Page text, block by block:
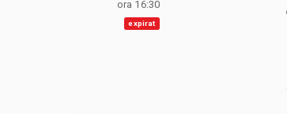
ora 16:30
expirat